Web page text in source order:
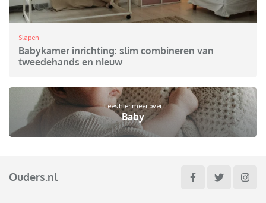
Slapen
Babykamer inrichting: slim combineren van
tweedehands en nieuw
Lees hier meer over
Baby
Ouders.nl